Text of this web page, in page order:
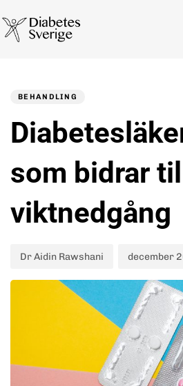
BEHANDLING
som bidrar till
viktnedgång
Dr Aidin Rawshani december